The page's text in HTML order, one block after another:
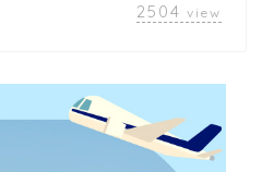
2504 view